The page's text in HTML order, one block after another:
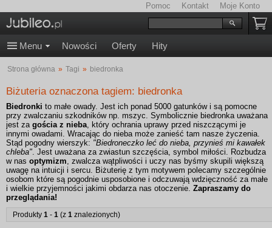
Pomoc Kontakt Moje Konto
Menu Nowości Oferty Hity
Strona główna » Tagi » biedronka
Biżuteria oznaczona tagiem: biedronka
Biedronki to małe owady. Jest ich ponad 5000 gatunków i są pomocne
przy zwalczaniu szkodników np. mszyc. Symbolicznie biedronka uważana
jest za gościa z nieba, który ochrania uprawy przed niszczącymi je
innymi owadami. Wracając do nieba może zanieść tam nasze życzenia.
Stąd pogodny wierszyk: "Biedroneczko leć do nieba, przynieś mi kawałek
chleba". Jest uważana za zwiastun szczęścia, symbol miłości. Rozbudza
w nas optymizm, zwalcza wątpliwości i uczy nas byśmy skupili większą
uwagę na intuicji i sercu. Biżuterię z tym motywem polecamy szczególnie
osobom które są pogodnie usposobione i odczuwają wdzięczność za małe
i wielkie przyjemności jakimi obdarza nas otoczenie. Zapraszamy do
przeglądania!
Produkty 1 - 1 (z 1 znalezionych)